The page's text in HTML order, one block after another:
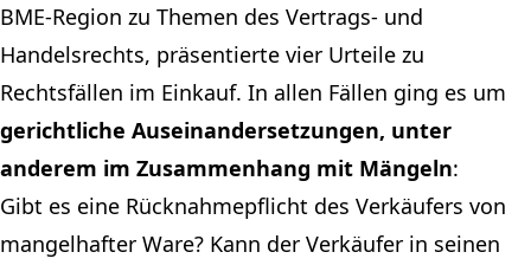
BME-Region zu Themen des Vertrags- und
Handelsrechts, präsentierte vier Urteile zu
Rechtsfällen im Einkauf. In allen Fällen ging es um
gerichtliche Auseinandersetzungen, unter
anderem im Zusammenhang mit Mängeln:
Gibt es eine Rücknahmepflicht des Verkäufers von
mangelhafter Ware? Kann der Verkäufer in seinen